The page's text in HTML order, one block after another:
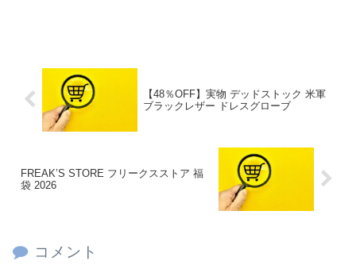
【48％OFF】実物 デッドストック 米軍
ブラックレザー ドレスグローブ
FREAK’S STORE フリークスストア 福
袋 2026
コメント